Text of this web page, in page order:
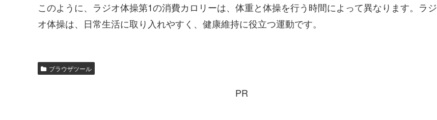
このように、ラジオ体操第1の消費カロリーは、体重と体操を行う時間によって異なります。ラジ
オ体操は、日常生活に取り入れやすく、健康維持に役立つ運動です。
ブラウザツール
PR